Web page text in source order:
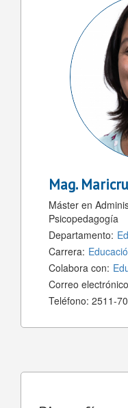
Mag.
Máster en
Psicopedagogía
Departamento:
Carrera:
Colabora con:
Correo
Teléfono: 2511-